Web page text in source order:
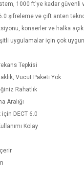
1000 ft'ye kadar güvenli
şifreleme ve çift anten
konserler ve halka
uygulamalar için çok
Tepkisi
Vücut Paketi Yok
Rahatlık
Aralığı
için DECT 6.0
Kolay